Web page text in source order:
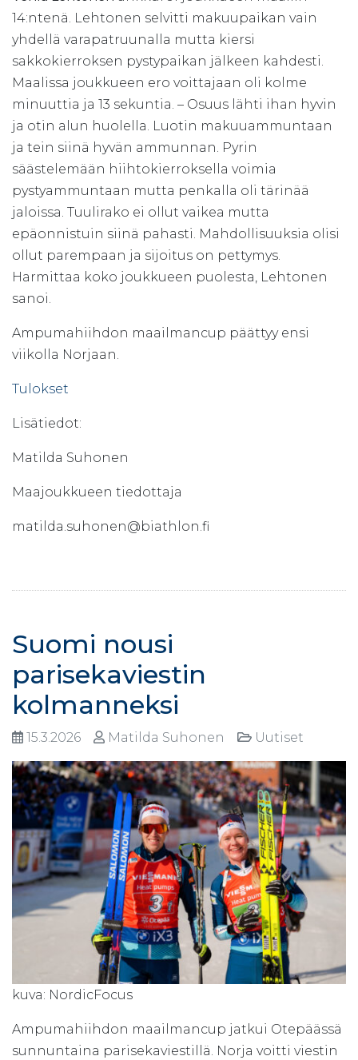
14:ntenä. Lehtonen selvitti makuupaikan vain
yhdellä varapatruunalla mutta kiersi
sakkokierroksen pystypaikan jälkeen kahdesti.
Maalissa joukkueen ero voittajaan oli kolme
minuuttia ja 13 sekuntia. – Osuus lähti ihan hyvin
ja otin alun huolella. Luotin makuuammuntaan
ja tein siinä hyvän ammunnan. Pyrin
säästelemään hiihtokierroksella voimia
pystyammuntaan mutta penkalla oli tärinää
jaloissa. Tuulirako ei ollut vaikea mutta
epäonnistuin siinä pahasti. Mahdollisuuksia olisi
ollut parempaan ja sijoitus on pettymys.
Harmittaa koko joukkueen puolesta, Lehtonen
sanoi.
Ampumahiihdon maailmancup päättyy ensi
viikolla Norjaan.
Tulokset
Lisätiedot:
Matilda Suhonen
Maajoukkueen tiedottaja
matilda.suhonen@biathlon.fi
Suomi nousi
parisekaviestin
kolmanneksi
15.3.2026 Matilda Suhonen Uutiset
kuva: NordicFocus
Ampumahiihdon maailmancup jatkui Otepäässä
sunnuntaina parisekaviestillä. Norja voitti viestin